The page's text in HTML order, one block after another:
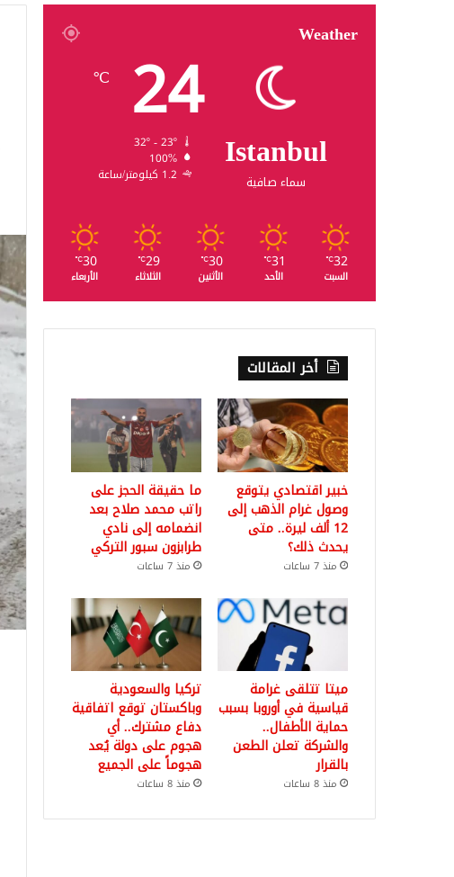
Weather
Istanbul
سماء صافية
24
℃
32º - 23º
100%
1.2 كيلومتر/ساعة
32
℃
السبت
31
℃
الأحد
30
℃
الأثنين
29
℃
الثلاثاء
30
℃
الأربعاء
أخر المقالات
خبير اقتصادي يتوقع
وصول غرام الذهب إلى
12 ألف ليرة.. متى
يحدث ذلك؟
منذ 7 ساعات
ما حقيقة الحجز على
راتب محمد صلاح بعد
انضمامه إلى نادي
طرابزون سبور التركي
منذ 7 ساعات
ميتا تتلقى غرامة
قياسية في أوروبا بسبب
حماية الأطفال..
والشركة تعلن الطعن
بالقرار
منذ 8 ساعات
تركيا والسعودية
وباكستان توقع اتفاقية
دفاع مشترك.. أي
هجوم على دولة يُعد
هجوماً على الجميع
منذ 8 ساعات